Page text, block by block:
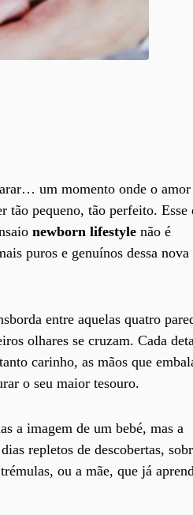
um momento onde o amor
tão pequeno, tão perfeito. Esse
newborn lifestyle não é
puros e genuínos dessa nova
entre aquelas quatro
olhares se cruzam. Cada
carinho, as mãos que
o seu maior tesouro.
a imagem de um bebé, mas a
repletos de descobertas,
ou a mãe, que já